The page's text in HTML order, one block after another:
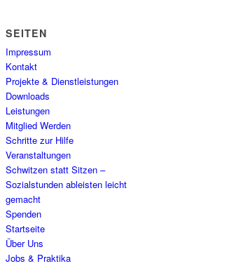
SEITEN
Impressum
Kontakt
Projekte & Dienstleistungen
Downloads
Leistungen
Mitglied Werden
Schritte zur Hilfe
Veranstaltungen
Schwitzen statt Sitzen –
Sozialstunden ableisten leicht
gemacht
Spenden
Startseite
Über Uns
Jobs & Praktika